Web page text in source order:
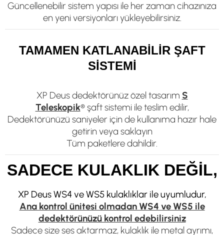
Güncellenebilir sistem yapısı ile her zaman cihazınıza
en yeni versiyonları yükleyebilirsiniz.
TAMAMEN KATLANABİLİR ŞAFT
SİSTEMİ
XP Deus dedektörünüz özel tasarım S
Teleskopik®şaft sistemi ile teslim edilir,
Dedektörünüzü saniyeler için de kullanıma hazır hale
getirin veya saklayın
Tüm paketlere dahildir.
SADECE KULAKLIK DEĞİL,
XP Deus WS4 ve WS5 kulaklıklar ile uyumludur,
Ana kontrol ünitesi olmadan WS4 ve WS5 ile
dedektörünüzü kontrol edebilirsiniz
Sadece size ses aktarmaz, kulaklık ile metal ayrımı,